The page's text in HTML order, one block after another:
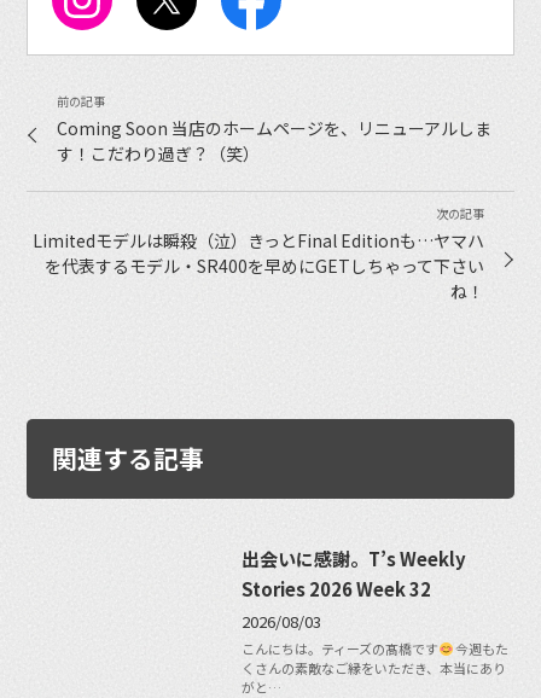
Coming Soon 当店のホームページを、リニューアルしま
す！こだわり過ぎ？（笑）
Limitedモデルは瞬殺（泣）きっとFinal Editionも…ヤマハ
を代表するモデル・SR400を早めにGETしちゃって下さい
ね！
関連する記事
出会いに感謝。T’s Weekly
Stories 2026 Week 32
2026/08/03
こんにちは。ティーズの髙橋です
今週もた
くさんの素敵なご縁をいただき、本当にあり
がと…